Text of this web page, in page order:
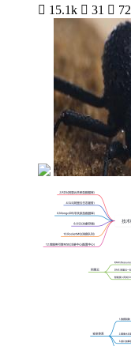
 15.1k  31  72